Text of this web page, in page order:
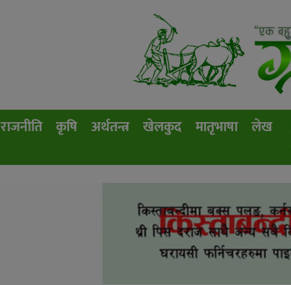
राजनीति कृषि अर्थतन्त्र खेलकुद मातृभाषा लेख